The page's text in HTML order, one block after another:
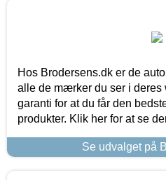
Hos Brodersens.dk er de
alle de mærker du ser i deres
garanti for at du får den
produkter. Klik her for at se
Se udvalget på